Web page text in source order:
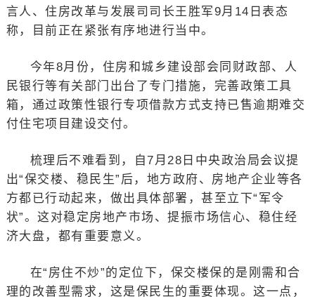
言人、住房改革与发展司司长王胜军9月14日表态
称，目前正在紧张有序地进行当中。
今年8月份，住房和城乡建设部会同财政部、人
民银行等有关部门出台了专门措施，完善政策工具
箱，通过政策性银行专项借款方式支持已售逾期难交
付住宅项目建设交付。
梳理后不难看到，自7月28日中央政治局会议提
出“保交楼、稳民生”后，地方政府、房地产企业等各
方都已行动起来，做出具体部署，甚至立下“军令
状”。这对稳定房地产市场、提振市场信心、稳住经
济大盘，都有重要意义。
在“房住不炒”的定位下，保交楼保的是刚需和合
理的改善型需求，这是保民生的重要体现。这一点，